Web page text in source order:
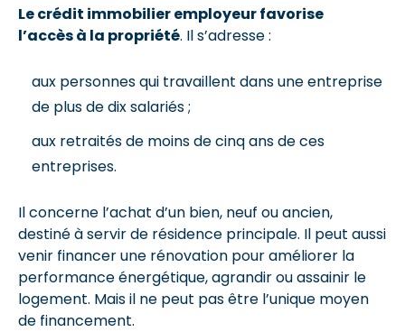
Le crédit immobilier employeur favorise
l’accès à la propriété. Il s’adresse :
aux personnes qui travaillent dans une entreprise
de plus de dix salariés ;
aux retraités de moins de cinq ans de ces
entreprises.
Il concerne l’achat d’un bien, neuf ou ancien,
destiné à servir de résidence principale. Il peut aussi
venir financer une rénovation pour améliorer la
performance énergétique, agrandir ou assainir le
logement. Mais il ne peut pas être l’unique moyen
de financement.